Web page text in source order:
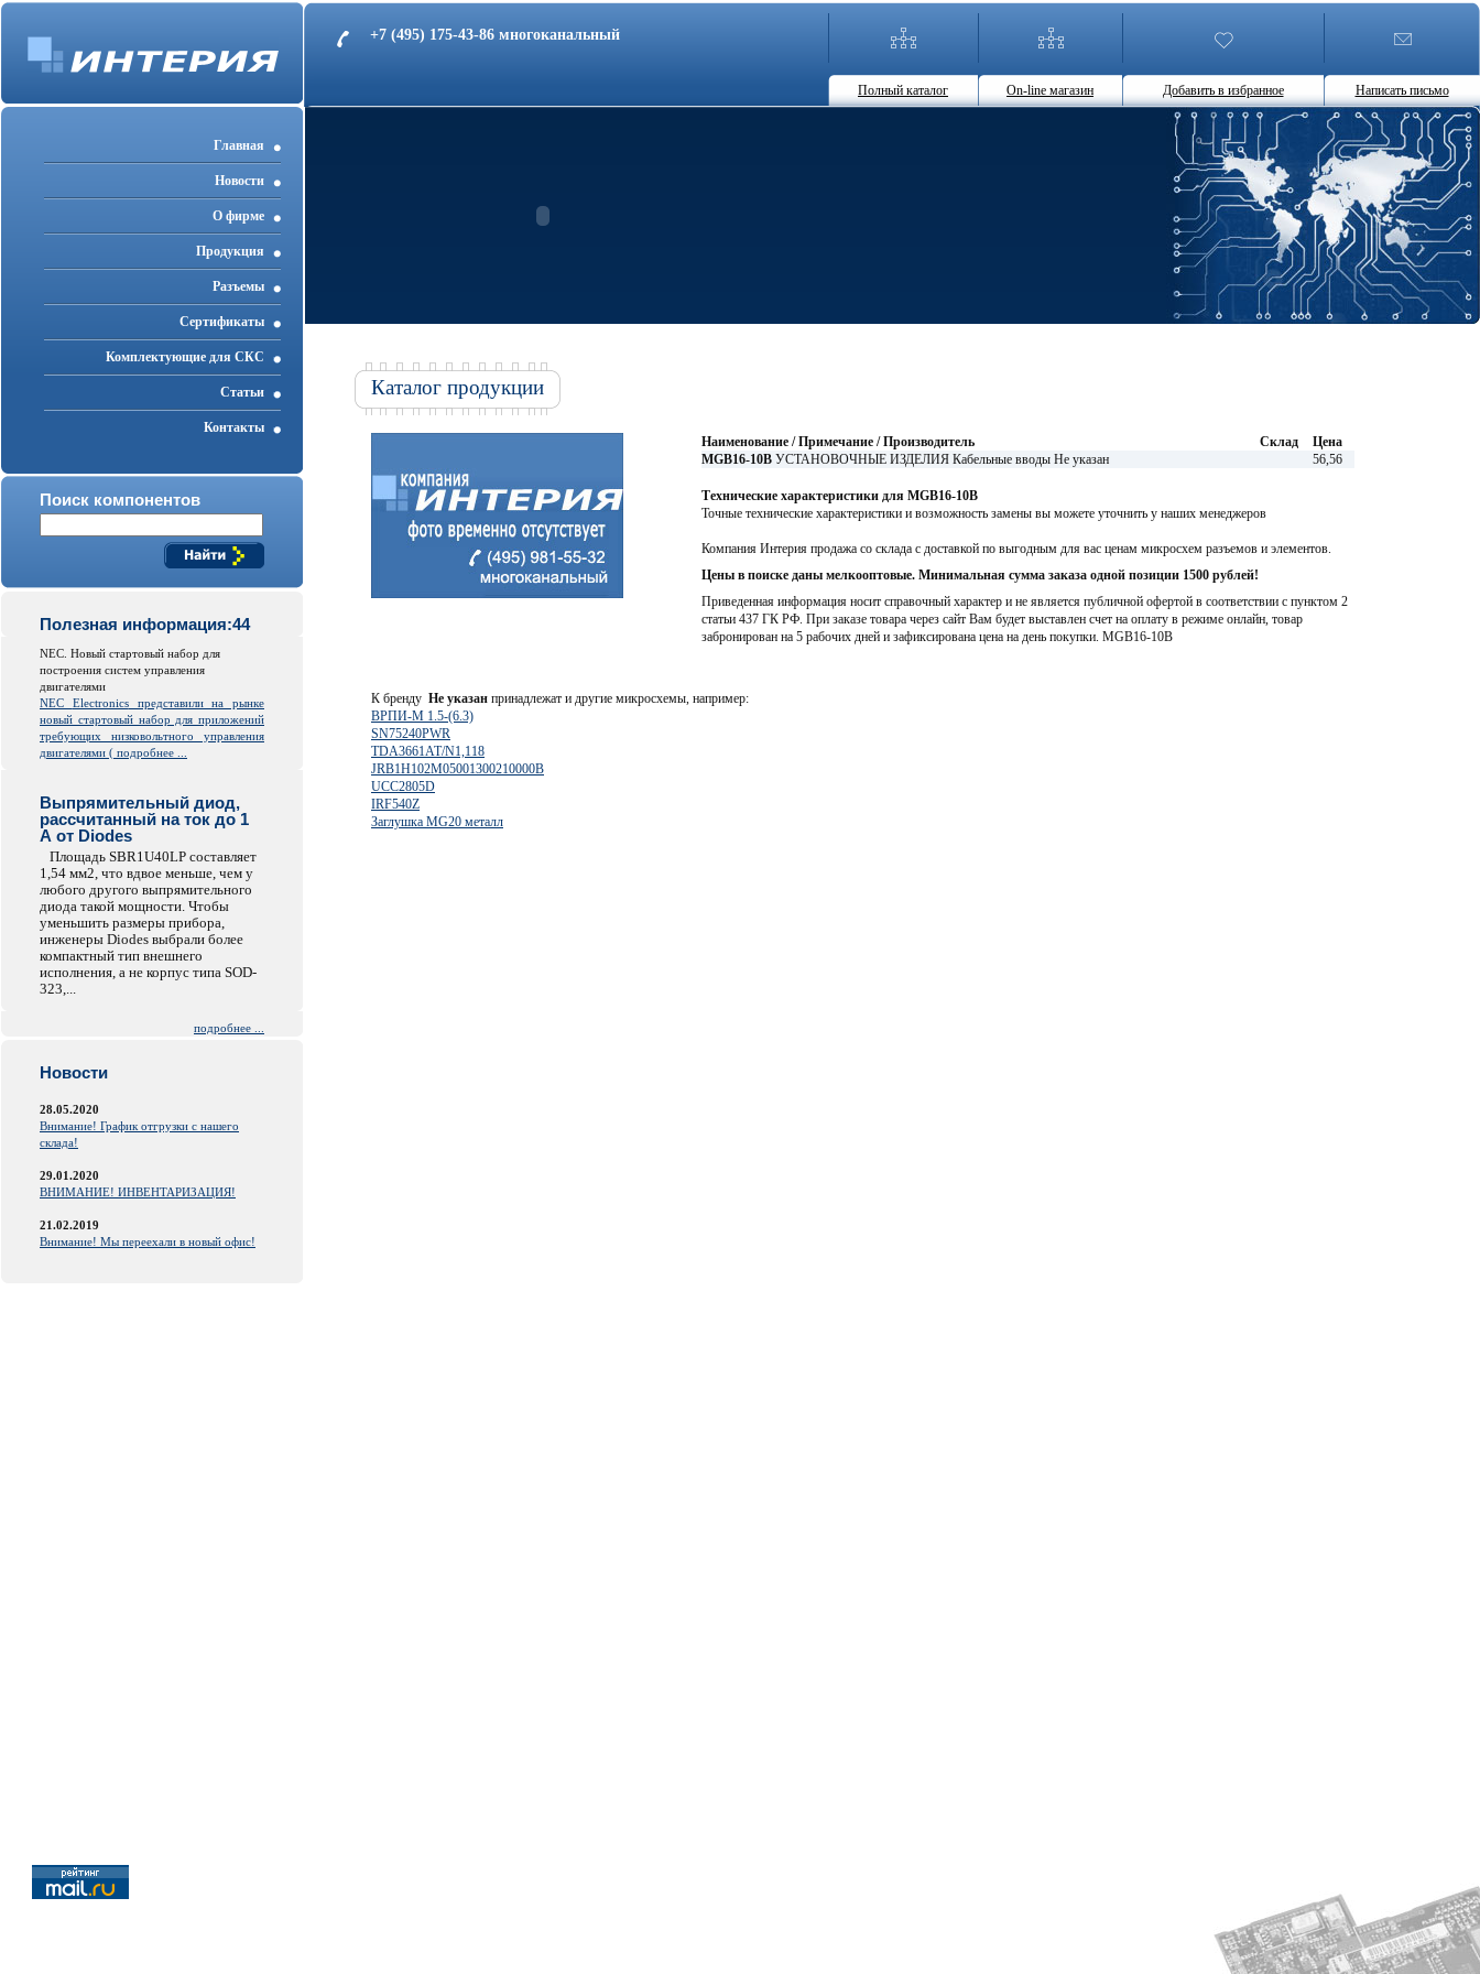
+7 (495) 175-43-86 многоканальный
Полный каталог On-line магазин Добавить в избранное Написать письмо
Главная
Новости
О фирме
Продукция
Разъемы
Cертификаты
Комплектующие для СКС
Статьи
Контакты
Поиск компонентов
Полезная информация:44
NEC. Новый стартовый набор для
построения систем управления
двигателями
NEC
Electronicsпредставили на рынке
новый стартовый набор для приложений
требующих низковольтного управления
двигателями ( подробнее ...
Выпрямительный диод,
рассчитанный на ток до 1
А от Diodes
Площадь SBR1U40LP составляет
1,54 мм2, что вдвое меньше, чем у
любого другого выпрямительного
диода такой мощности. Чтобы
уменьшить размеры прибора,
инженеры Diodes выбрали более
компактный тип внешнего
исполнения, а не корпус типа SOD-
323,...
подробнее ...
Новости
28.05.2020
Внимание! График отгрузки с нашего
склада!
29.01.2020
ВНИМАНИЕ! ИНВЕНТАРИЗАЦИЯ!
21.02.2019
Внимание! Мы переехали в новый офис!
Каталог продукции
Наименование / Примечание / Производитель Склад
Цена
MGB16-10B УСТАНОВОЧНЫЕ ИЗДЕЛИЯ Кабельные вводы Не указан 56,56
Технические характеристики для MGB16-10B
Точные технические характеристики и возможность замены вы можете уточнить у наших менеджеров
Компания Интерия продажа со склада с доставкой по выгодным для вас ценам микросхем разъемов и элементов.
Цены в поиске даны мелкооптовые. Минимальная сумма заказа одной позиции 1500 рублей!
Приведенная информация носит справочный характер и не является публичной офертой в соответствии с пунктом 2
статьи 437 ГК РФ. При заказе товара через сайт Вам будет выставлен счет на оплату в режиме онлайн, товар
забронирован на 5 рабочих дней и зафиксирована цена на день покупки. MGB16-10B
К бренду Не указан принадлежат и другие микросхемы, например:
ВРПИ-М 1.5-(6.3)
SN75240PWR
TDA3661AT/N1,118
JRB1H102M05001300210000B
UCC2805D
IRF540Z
Заглушка MG20 металл